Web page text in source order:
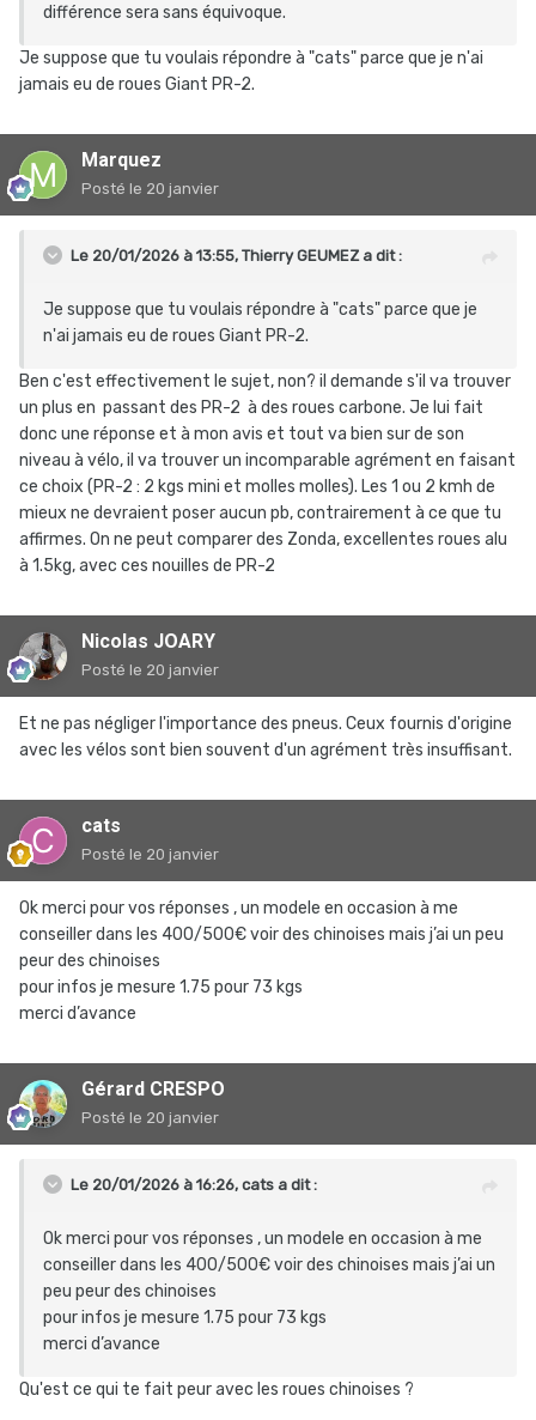
différence sera sans équivoque.
Je suppose que tu voulais répondre à "cats" parce que je n'ai
jamais eu de roues Giant PR-2.
Marquez
Posté le 20 janvier
Le 20/01/2026 à 13:55, Thierry GEUMEZ a dit :
Je suppose que tu voulais répondre à "cats" parce que je
n'ai jamais eu de roues Giant PR-2.
Ben c'est effectivement le sujet, non? il demande s'il va trouver
un plus en passant des PR-2 à des roues carbone. Je lui fait
donc une réponse et à mon avis et tout va bien sur de son
niveau à vélo, il va trouver un incomparable agrément en faisant
ce choix (PR-2 : 2 kgs mini et molles molles). Les 1 ou 2 kmh de
mieux ne devraient poser aucun pb, contrairement à ce que tu
affirmes. On ne peut comparer des Zonda, excellentes roues alu
à 1.5kg, avec ces nouilles de PR-2
Nicolas JOARY
Posté le 20 janvier
Et ne pas négliger l'importance des pneus. Ceux fournis d'origine
avec les vélos sont bien souvent d'un agrément très insuffisant.
cats
Posté le 20 janvier
Ok merci pour vos réponses , un modele en occasion à me
conseiller dans les 400/500€ voir des chinoises mais j’ai un peu
peur des chinoises
pour infos je mesure 1.75 pour 73 kgs
merci d’avance
Gérard CRESPO
Posté le 20 janvier
Le 20/01/2026 à 16:26, cats a dit :
Ok merci pour vos réponses , un modele en occasion à me
conseiller dans les 400/500€ voir des chinoises mais j’ai un
peu peur des chinoises
pour infos je mesure 1.75 pour 73 kgs
merci d’avance
Qu'est ce qui te fait peur avec les roues chinoises ?